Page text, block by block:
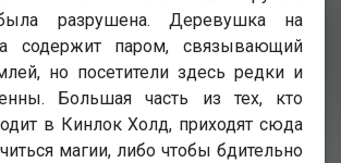
разрушена. Деревушка на
содержит паром, связывающий
но посетители здесь редки и
Большая часть из тех, кто
в Кинлок Холд, приходят сюда
магии, либо чтобы бдительно